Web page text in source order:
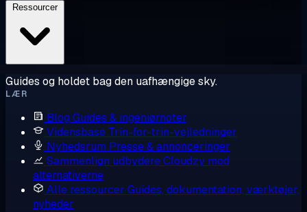
Ressourcer
Guides og holdet bag den uafhængige sky.
LÆR
Blog Guides & ingeniørnoter
Vidensbase Trin-for-trin-vejledninger
Nyhedsrum Presse & annonceringer
Sammenlign udbydereCloudzy mod
alternativerne
Alle ressourcer Guides, dokumentation, værktøjer,
nyheder